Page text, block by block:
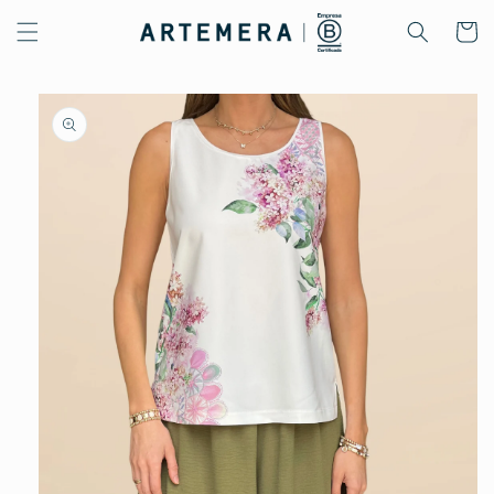
directamente
al contenido
Carrito
directamente
información